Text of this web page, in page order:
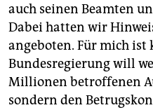
auch seinen Beamten
Dabei hatten wir
angeboten. Für mich ist
Bundesregierung will
Millionen betroffenen
sondern den